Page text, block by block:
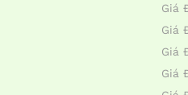
Giá
Giá
Giá
Giá